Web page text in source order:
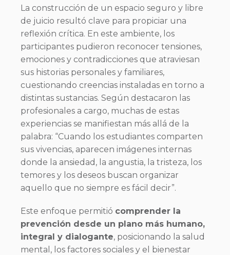
La construcción de un espacio seguro y libre
de juicio resultó clave para propiciar una
reflexión crítica. En este ambiente, los
participantes pudieron reconocer tensiones,
emociones y contradicciones que atraviesan
sus historias personales y familiares,
cuestionando creencias instaladas en torno a
distintas sustancias. Según destacaron las
profesionales a cargo, muchas de estas
experiencias se manifiestan más allá de la
palabra: “Cuando los estudiantes comparten
sus vivencias, aparecen imágenes internas
donde la ansiedad, la angustia, la tristeza, los
temores y los deseos buscan organizar
aquello que no siempre es fácil decir”.
Este enfoque permitió comprender la
prevención desde un plano más humano,
integral y dialogante, posicionando la salud
mental, los factores sociales y el bienestar